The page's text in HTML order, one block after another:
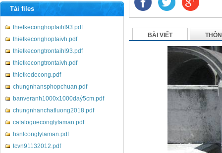
BÀI VIẾT
Tải files
thietkeconghoptaihl93.pdf
thietkeconghoptaivh.pdf
thietkecongtrontaihl93.pdf
thietkecongtrontaivh.pdf
thietkedecong.pdf
chungnhansphopchuan.pdf
banveranh1000x1000daý5cm.pdf
chungnhanchatluong2018.pdf
cataloguecongtytaman.pdf
hsnlcongtytaman.pdf
tcvn91132012.pdf